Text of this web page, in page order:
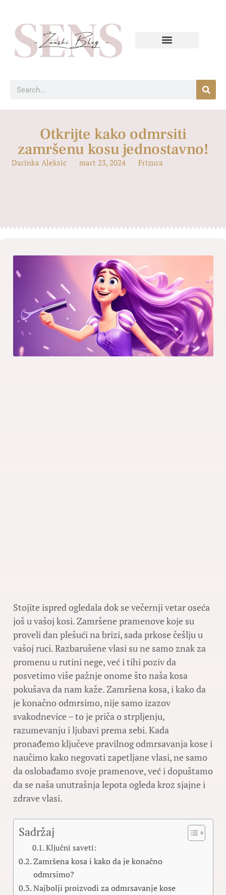
Otkrijte kako odmrsiti
zamršenu kosu jednostavno!
Darinka Aleksic mart 23, 2024 Frizura
Stojite ispred ogledala dok se večernji vetar oseća
još u vašoj kosi. Zamršene pramenove koje su
proveli dan plešući na brizi, sada prkose češlju u
vašoj ruci. Razbarušene vlasi su ne samo znak za
promenu u rutini nege, već i tihi poziv da
posvetimo više pažnje onome što naša kosa
pokušava da nam kaže. Zamršena kosa, i kako da
je konačno odmrsimo, nije samo izazov
svakodnevice – to je priča o strpljenju,
razumevanju i ljubavi prema sebi. Kada
pronađemo ključeve pravilnog odmrsavanja kose i
naučimo kako negovati zapetljane vlasi, ne samo
da oslobađamo svoje pramenove, već i dopuštamo
da se naša unutrašnja lepota ogleda kroz sjajne i
zdrave vlasi.
Sadržaj
Ključni saveti:
Zamršena kosa i kako da je konačno
odmrsimo?
Najbolji proizvodi za odmrsavanje kose